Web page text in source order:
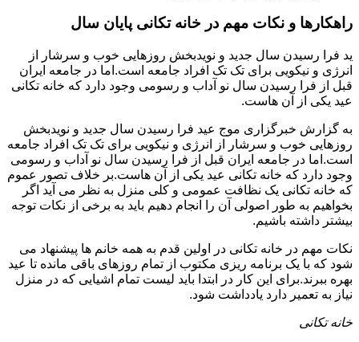
راهکارها و نکات مهم در خانه تکانی پایان سال
ید فرا رسیدن سال جدید و نویدبخش روزهایی خوب و سرشار از
انرژی و نیکویی برای تک تک افراد جامعه است.اما در جامعه ایران
قبل از فرا رسیدن سال نو آداب و رسومی وجود دارد که خانه تکانی
عید یکی از آن هاست.
به گزارش خبرگزاری موج عید فرا رسیدن سال جدید و نویدبخش
روزهایی خوب و سرشار از انرژی و نیکویی برای تک تک افراد جامعه
است.اما در جامعه ایران قبل از فرا رسیدن سال نو آداب و رسومی
وجود دارد که خانه تکانی عید یکی از آن هاست.بر خلاف تصور عموم
که خانه تکانی یک نظافت عمومی و کلی منزل به نظر می آید اگر
بخواهیم به طور اصولی آن را انجام دهیم باید به برخی از نکات توجه
بیشتر داشته باشیم.
نکات مهم در خانه تکانی در اولین قدم به همه خانم ها پیشنهاد می
شود که با یک برنامه ریزی مکتوب از تمام روزهای باقی مانده تا عید
بهره ببرند.برای این کار در ابتدا باید لیست تمام اشیایی که در منزل
نیاز به تعمیر دارد یادداشت شود.
خانه تکانی